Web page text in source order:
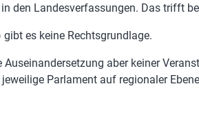
den Landesverfassungen. Das trifft
es keine Rechtsgrundlage.
Auseinandersetzung aber keiner
Parlament auf regionaler